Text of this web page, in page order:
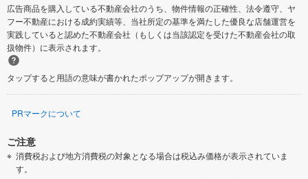
泉南市 四條畷市
交野市
阪南市 三島郡島本町
泉北郡忠岡町
広告商品を購入している不動産会社のうち、物件情報の正確性、法令遵守、ヤ
フー不動産における成約実績等、当社所定の基準を満たした優良な店舗運営を
実践していると認めた不動産会社（もしくは当該認定を受けた不動産会社の取
扱物件）に表示されます。
タップすると用語の意味が書かれたポップアップが開きます。
PRマークについて
ご注意
消費税および地方消費税の対象となる場合は税込み価格が表示されていま
す。